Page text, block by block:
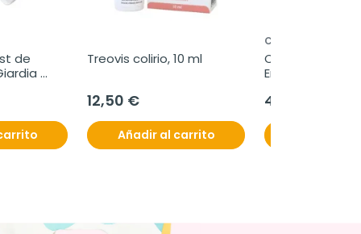
de
Caja 2
Treovis colirio, 10 ml
12,50 €
Añadir al carrito
CLEARBLUE
Clearblue Test
Embarazo
unidad
4,50 €